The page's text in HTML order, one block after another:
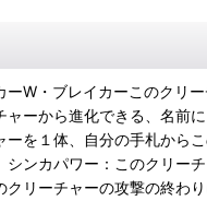
ーW・ブレイカーこのクリ
ャーから進化できる、名前
ーを１体、自分の手札から
シンカパワー：このクリーチ
クリーチャーの攻撃の終わ